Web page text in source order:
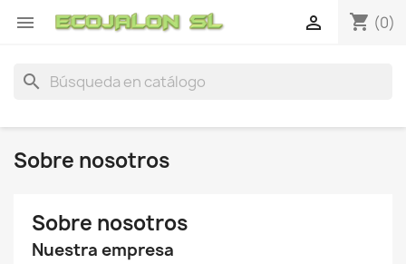
 shopping_cart (0)

search
Sobre nosotros
Sobre nosotros
Nuestra empresa